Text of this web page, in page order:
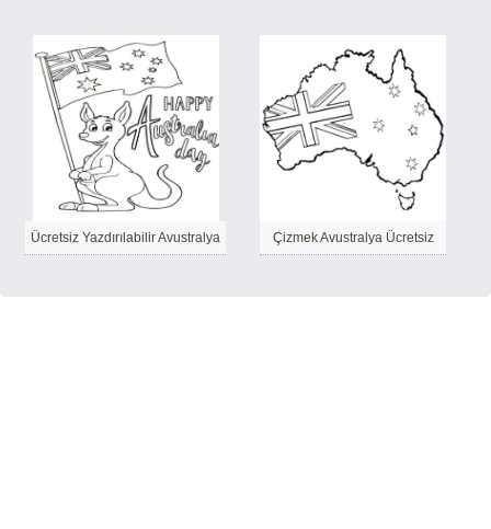
Ücretsiz Yazdırılabilir Avustralya Çizmek Avustralya Ücretsiz